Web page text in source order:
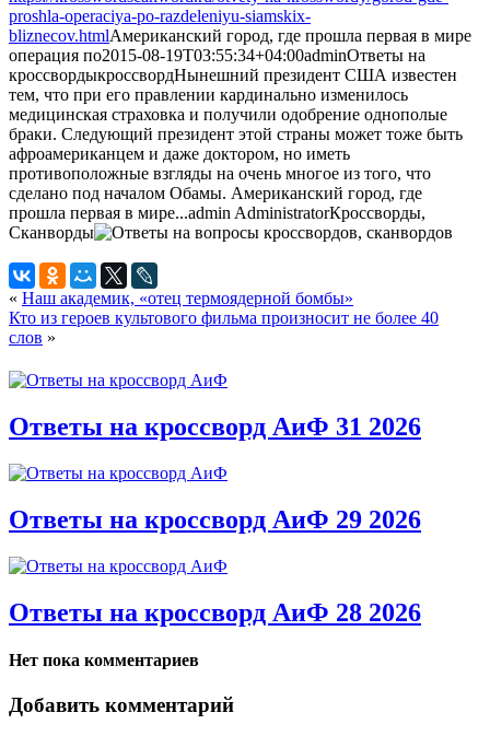
proshla-operaciya-po-razdeleniyu-siamskix-
bliznecov.htmlАмериканский город, где прошла первая в мире
операция по2015-08-19T03:55:34+04:00adminОтветы на
кроссвордыкроссвордНынешний президент США известен
тем, что при его правлении кардинально изменилось
медицинская страховка и получили одобрение однополые
браки. Следующий президент этой страны может тоже быть
афроамериканцем и даже доктором, но иметь
противоположные взгляды на очень многое из того, что
сделано под началом Обамы. Американский город, где
прошла первая в мире...admin AdministratorКроссворды,
Сканворды
« Наш академик, «отец термоядерной бомбы»
Кто из героев культового фильма произносит не более 40
слов »
Ответы на кроссворд АиФ 31 2026
Ответы на кроссворд АиФ 29 2026
Ответы на кроссворд АиФ 28 2026
Нет пока комментариев
Добавить комментарий